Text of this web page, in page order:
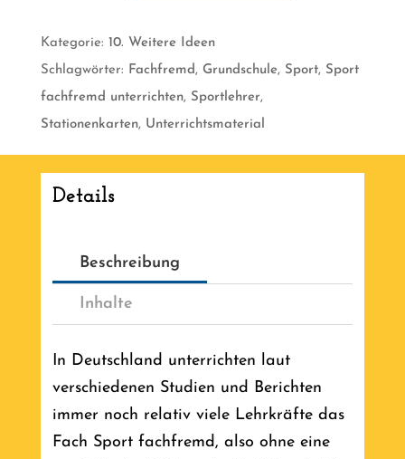
[Digital]
Menge
Kategorie: 10. Weitere Ideen
Schlagwörter: Fachfremd, Grundschule, Sport, Sport
fachfremd unterrichten, Sportlehrer,
Stationenkarten, Unterrichtsmaterial
Details
Beschreibung
Inhalte
In Deutschland unterrichten laut
verschiedenen Studien und Berichten
immer noch relativ viele Lehrkräfte das
Fach Sport fachfremd, also ohne eine